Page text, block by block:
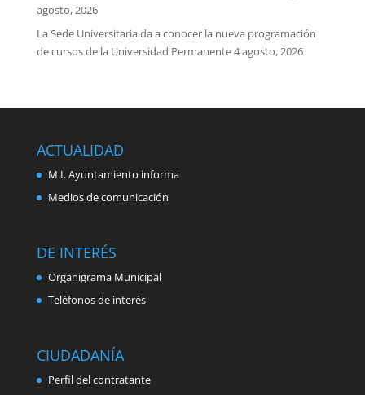
agosto, 2026
La Sede Universitaria da a conocer la nueva programación
de cursos de la Universidad Permanente4 agosto, 2026
ACTUALIDAD
M.I. Ayuntamiento informa
Medios de comunicación
DE INTERÉS
Organigrama Municipal
Teléfonos de interés
CIUDADANÍA
Perfil del contratante